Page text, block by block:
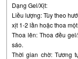
Dạng Gel/Xịt:
Liều lượng: Tùy theo
xịt 1-2 lần hoặc thoa
Thoa lên: Thoa đều
sáo.
Thời gian chờ: Tương